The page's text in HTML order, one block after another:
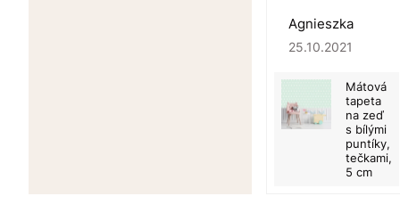
Agnieszka
25.10.2021
Mátová
tapeta
na zeď
s bílými
puntíky,
tečkami,
5 cm